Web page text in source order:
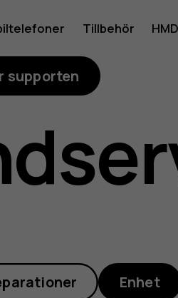
Tillbehör
supporten
Enhet